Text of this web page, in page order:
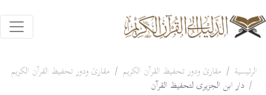
الرئيسية مقارئ ودور تحفيظ القرآن الكريم
مقارئ ودور تحفيظ القرآن الكريم
دار ابن الجزيرى لتحفيظ القرآن